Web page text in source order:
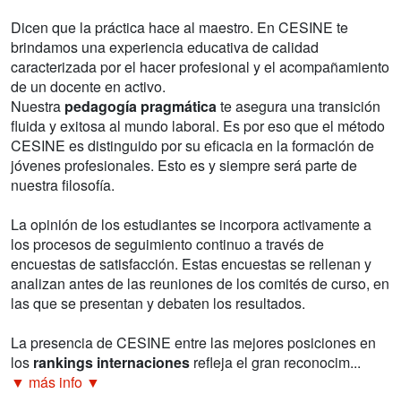
Dicen que la práctica hace al maestro. En CESINE te
brindamos una experiencia educativa de calidad
caracterizada por el hacer profesional y el acompañamiento
de un docente en activo.
Nuestra pedagogía pragmáticate asegura una transición
fluida y exitosa al mundo laboral. Es por eso que el método
CESINE es distinguido por su eficacia en la formación de
jóvenes profesionales. Esto es y siempre será parte de
nuestra filosofía.
La opinión de los estudiantes se incorpora activamente a
los procesos de seguimiento continuo a través de
encuestas de satisfacción. Estas encuestas se rellenan y
analizan antes de las reuniones de los comités de curso, en
las que se presentan y debaten los resultados.
La presencia de CESINE entre las mejores posiciones en
los rankings internaciones refleja el gran reconocim...
▼ más info ▼